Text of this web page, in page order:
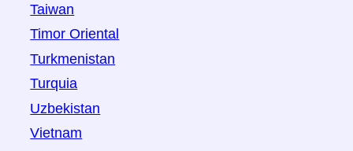
Taiwan
Timor Oriental
Turkmenistan
Turquia
Uzbekistan
Vietnam